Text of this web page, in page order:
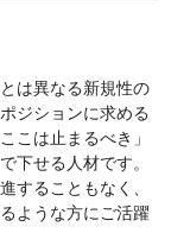
は異なる新規性の
ジションに求める
こは止まるべき」
下せる人材です。
することもなく、
ような方にご活躍